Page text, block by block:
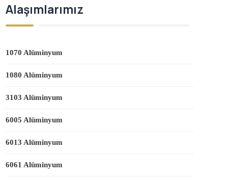
Alaşımlarımız
1070 Alüminyum
1080 Alüminyum
3103 Alüminyum
6005 Alüminyum
6013 Alüminyum
6061 Alüminyum